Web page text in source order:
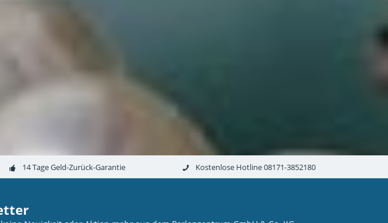
14 Tage Geld-Zurück-Garantie Kostenlose Hotline 08171-3852180